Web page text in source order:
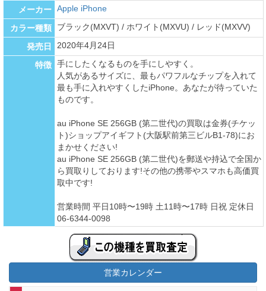
メーカー Apple iPhone
カラー種類 ブラック(MXVT) / ホワイト(MXVU) / レッド(MXVV)
発売日 2020年4月24日
特徴 手にしたくなるものを手にしやすく。
人気があるサイズに、最もパワフルなチップを入れて
最も手に入れやすくしたiPhone。あなたが待っていた
ものです。
au iPhone SE 256GB (第二世代)の買取は金券(チケッ
ト)ショップアイギフト(大阪駅前第三ビルB1-78)にお
まかせください!
au iPhone SE 256GB (第二世代)を郵送や持込で全国か
ら買取りしております!その他の携帯やスマホも高価買
取中です!
営業時間 平日10時〜19時 土11時〜17時 日祝 定休日
06-6344-0098
営業カレンダー